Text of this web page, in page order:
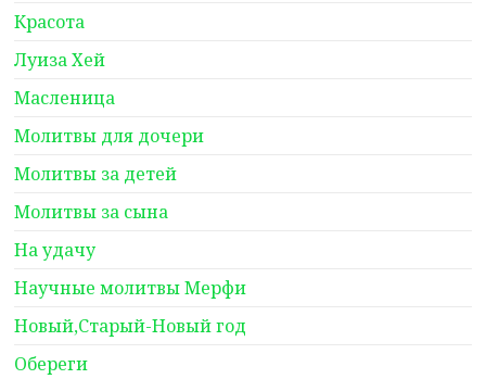
Красота
Луиза Хей
Масленица
Молитвы для дочери
Молитвы за детей
Молитвы за сына
На удачу
Научные молитвы Мерфи
Новый,Старый-Новый год
Обереги